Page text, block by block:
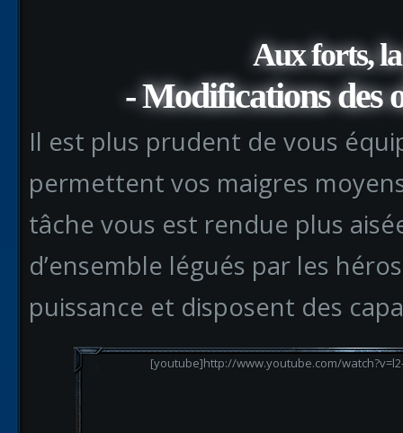
Aux forts,
- Modifications des
Il est plus prudent de vous
permettent vos maigres
tâche vous est rendue plus
d’ensemble légués par les
puissance et disposent des
[youtube]http://www.youtube.com/